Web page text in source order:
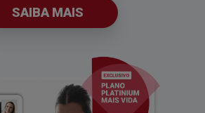
SAIBA MAIS